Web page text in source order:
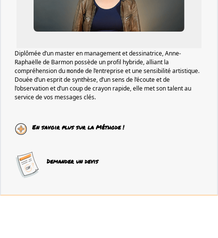
Diplômée d’un master en management et dessinatrice, Anne-
Raphaëlle de Barmon possède un profil hybride, alliant la
compréhension du monde de l’entreprise et une sensibilité artistique.
Douée d’un esprit de synthèse, d’un sens de l’écoute et de
l’observation et d’un coup de crayon rapide, elle met son talent au
service de vos messages clés.
En savoir plus sur la Méthode !
Demander un devis